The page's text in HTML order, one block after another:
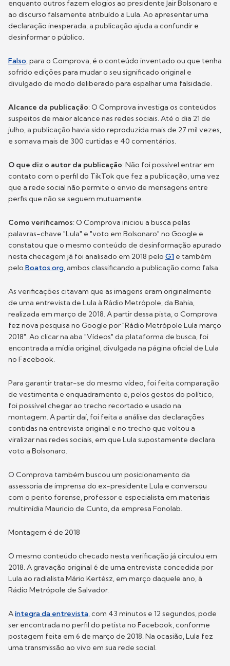
enquanto outros fazem elogios ao presidente Jair Bolsonaro e
ao discurso falsamente atribuído a Lula. Ao apresentar uma
declaração inesperada, a publicação ajuda a confundir e
desinformar o público.
Falso, para o Comprova, é o conteúdo inventado ou que tenha
sofrido edições para mudar o seu significado original e
divulgado de modo deliberado para espalhar uma falsidade.
Alcance da publicação: O Comprova investiga os conteúdos
suspeitos de maior alcance nas redes sociais. Até o dia 21 de
julho, a publicação havia sido reproduzida mais de 27 mil vezes,
e somava mais de 300 curtidas e 40 comentários.
O que diz o autor da publicação: Não foi possível entrar em
contato com o perfil do TikTok que fez a publicação, uma vez
que a rede social não permite o envio de mensagens entre
perfis que não se seguem mutuamente.
Como verificamos: O Comprova iniciou a busca pelas
palavras-chave "Lula" e "voto em Bolsonaro" no Google e
constatou que o mesmo conteúdo de desinformação apurado
nesta checagem já foi analisado em 2018 pelo G1 e também
pelo Boatos.org,ambos classificando a publicação como falsa.
As verificações citavam que as imagens eram originalmente
de uma entrevista de Lula à Rádio Metrópole, da Bahia,
realizada em março de 2018. A partir dessa pista, o Comprova
fez nova pesquisa no Google por "Rádio Metrópole Lula março
2018". Ao clicar na aba "Vídeos" da plataforma de busca, foi
encontrada a mídia original, divulgada na página oficial de Lula
no Facebook.
Para garantir tratar-se do mesmo vídeo, foi feita comparação
de vestimenta e enquadramento e, pelos gestos do político,
foi possível chegar ao trecho recortado e usado na
montagem. A partir daí, foi feita a análise das declarações
contidas na entrevista original e no trecho que voltou a
viralizar nas redes sociais, em que Lula supostamente declara
voto a Bolsonaro.
O Comprova também buscou um posicionamento da
assessoria de imprensa do ex-presidente Lula e conversou
com o perito forense, professor e especialista em materiais
multimídia Mauricio de Cunto, da empresa Fonolab.
Montagem é de 2018
O mesmo conteúdo checado nesta verificação já circulou em
2018. A gravação original é de uma entrevista concedida por
Lula ao radialista Mário Kertész, em março daquele ano, à
Rádio Metrópole de Salvador.
Aíntegra da entrevista, com 43 minutos e 12 segundos, pode
ser encontrada no perfil do petista no Facebook, conforme
postagem feita em 6 de março de 2018. Na ocasião, Lula fez
uma transmissão ao vivo em sua rede social.